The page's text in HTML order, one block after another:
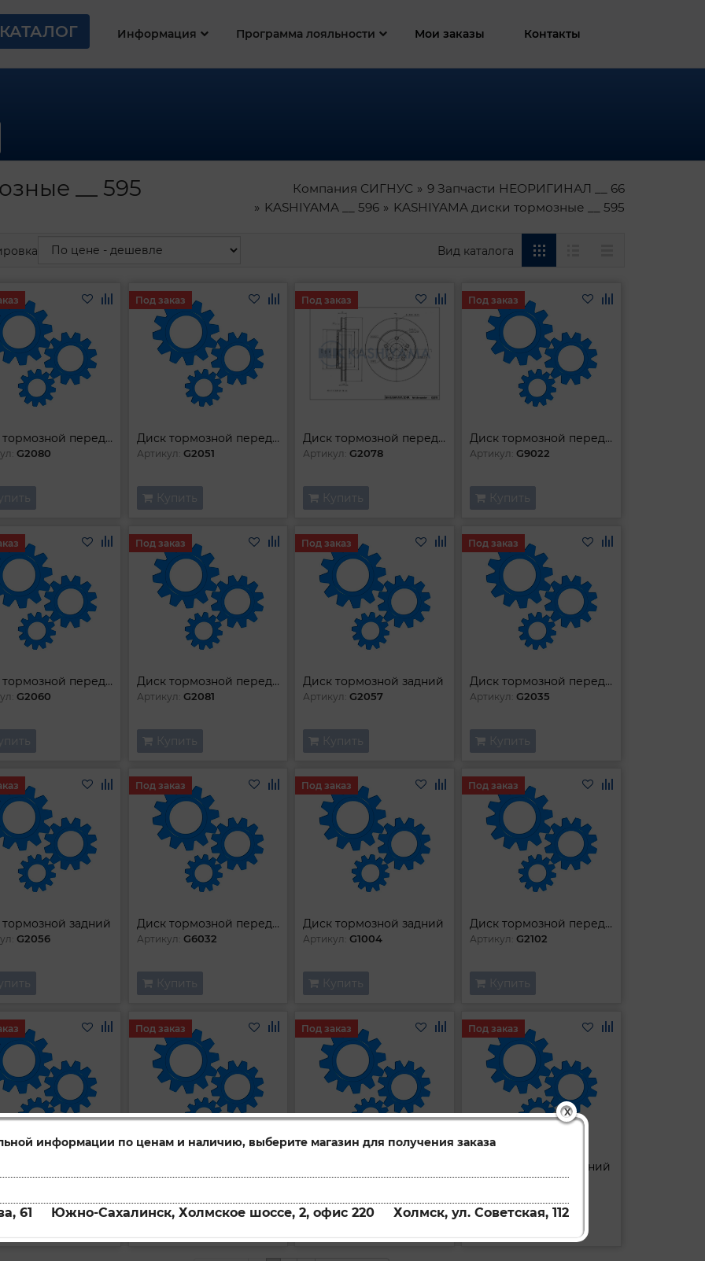
X
информации по ценам и наличию, выберите магазин для получения заказа
61 Южно-Сахалинск, Холмское шоссе, 2, офис 220 Холмск, ул. Советская, 112
КАТАЛОГ Информация Программа лояльности Мои заказы Контакты
__ 595 Компания СИГНУС
9 Запчасти НЕОРИГИНАЛ __ 66
KASHIYAMA __ 596
KASHIYAMA диски тормозные __ 595
Вид каталога
Диск тормозной передний
G2080
Диск тормозной передний
Артикул: G2051
Под заказ
Купить
Диск тормозной передний
Артикул:G2078
Под заказ
Купить
Диск тормозной передний
Артикул:G9022
Под заказ
Купить
Диск тормозной передний
G2060
Диск тормозной передний
Артикул: G2081
Под заказ
Купить
Диск тормозной задний
Артикул:G2057
Под заказ
Купить
Диск тормозной передний
Артикул:G2035
Под заказ
Купить
задний
G2056
Диск тормозной передний
Артикул: G6032
Под заказ
Купить
Диск тормозной задний
Артикул:G1004
Под заказ
Купить
Диск тормозной передний
Артикул:G2102
Под заказ
Купить
G2101 Артикул:G1062
Под заказ
Артикул:G2088
Под заказ
Диск тормозной задний
Артикул:G2018
Под заказ